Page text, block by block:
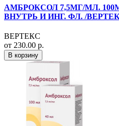
АМБРОКСОЛ 7,5МГ/МЛ.
ВНУТРЬ И ИНГ. ФЛ. /
ВЕРТЕКС
от 230.00 р.
В корзину